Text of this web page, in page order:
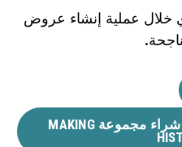
خلال عملية إنشاء عروض
وفر 15% عن طريق شراء مجموعة MAKING